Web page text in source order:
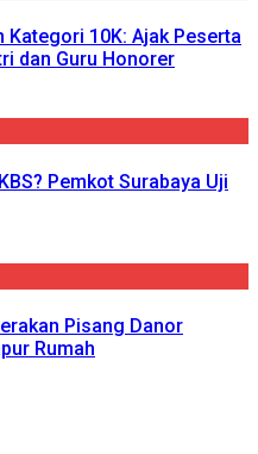
Kategori 10K: Ajak Peserta
dan Guru Honorer
Pemkot Surabaya Uji
Pisang Danor
Rumah